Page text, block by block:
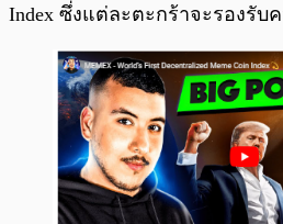
Index ซึ่งแต่ละตะกร้าจะรองรับ